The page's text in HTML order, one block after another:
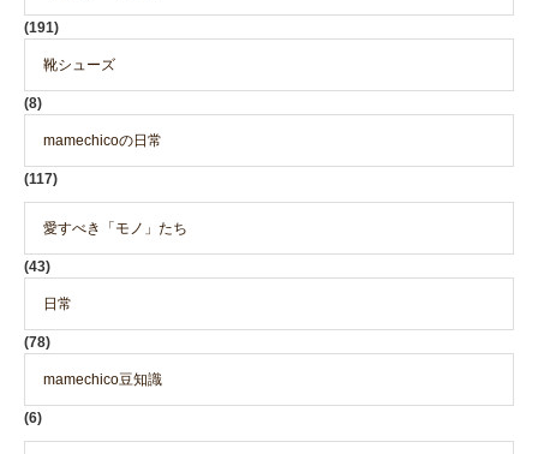
(191)
靴シューズ
(8)
mamechicoの日常
(117)
愛すべき「モノ」たち
(43)
日常
(78)
mamechico豆知識
(6)